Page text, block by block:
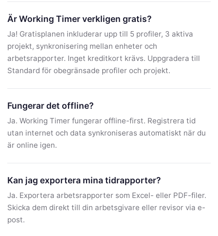
Är Working Timer verkligen gratis?
Ja! Gratisplanen inkluderar upp till 5 profiler, 3 aktiva
projekt, synkronisering mellan enheter och
arbetsrapporter. Inget kreditkort krävs. Uppgradera till
Standard för obegränsade profiler och projekt.
Fungerar det offline?
Ja. Working Timer fungerar offline-first. Registrera tid
utan internet och data synkroniseras automatiskt när du
är online igen.
Kan jag exportera mina tidrapporter?
Ja. Exportera arbetsrapporter som Excel- eller PDF-filer.
Skicka dem direkt till din arbetsgivare eller revisor via e-
post.